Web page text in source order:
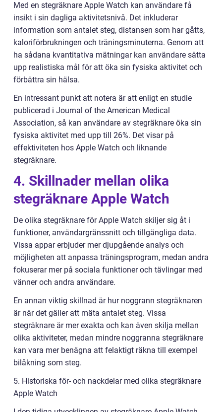
Med en stegräknare Apple Watch kan användare få
insikt i sin dagliga aktivitetsnivå. Det inkluderar
information som antalet steg, distansen som har gåtts,
kaloriförbrukningen och träningsminuterna. Genom att
ha sådana kvantitativa mätningar kan användare sätta
upp realistiska mål för att öka sin fysiska aktivitet och
förbättra sin hälsa.
En intressant punkt att notera är att enligt en studie
publicerad i Journal of the American Medical
Association, så kan användare av stegräknare öka sin
fysiska aktivitet med upp till 26%. Det visar på
effektiviteten hos Apple Watch och liknande
stegräknare.
4. Skillnader mellan olika
stegräknare Apple Watch
De olika stegräknare för Apple Watch skiljer sig åt i
funktioner, användargränssnitt och tillgängliga data.
Vissa appar erbjuder mer djupgående analys och
möjligheten att anpassa träningsprogram, medan andra
fokuserar mer på sociala funktioner och tävlingar med
vänner och andra användare.
En annan viktig skillnad är hur noggrann stegräknaren
är när det gäller att mäta antalet steg. Vissa
stegräknare är mer exakta och kan även skilja mellan
olika aktiviteter, medan mindre noggranna stegräknare
kan vara mer benägna att felaktigt räkna till exempel
bilåkning som steg.
5. Historiska för- och nackdelar med olika stegräknare
Apple Watch